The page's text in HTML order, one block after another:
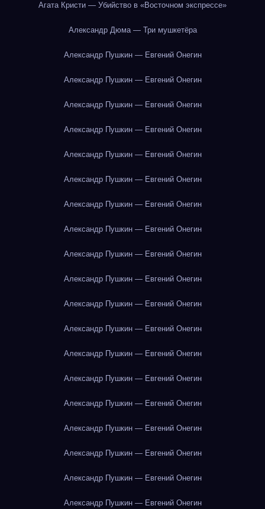
Агата Кристи — Убийство в «Восточном экспрессе»
Александр Дюма — Три мушкетёра
Александр Пушкин — Евгений Онегин
Александр Пушкин — Евгений Онегин
Александр Пушкин — Евгений Онегин
Александр Пушкин — Евгений Онегин
Александр Пушкин — Евгений Онегин
Александр Пушкин — Евгений Онегин
Александр Пушкин — Евгений Онегин
Александр Пушкин — Евгений Онегин
Александр Пушкин — Евгений Онегин
Александр Пушкин — Евгений Онегин
Александр Пушкин — Евгений Онегин
Александр Пушкин — Евгений Онегин
Александр Пушкин — Евгений Онегин
Александр Пушкин — Евгений Онегин
Александр Пушкин — Евгений Онегин
Александр Пушкин — Евгений Онегин
Александр Пушкин — Евгений Онегин
Александр Пушкин — Евгений Онегин
Александр Пушкин — Евгений Онегин